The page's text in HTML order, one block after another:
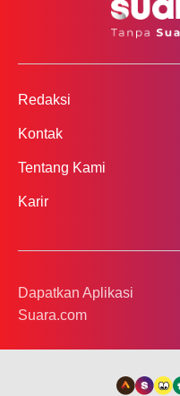
Redaksi
Kontak
Tentang Kami
Karir
Dapatkan Aplikasi
Suara.com